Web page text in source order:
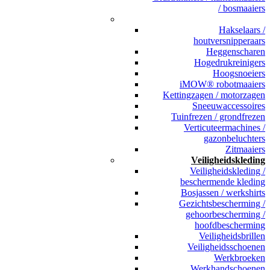
/ bosmaaiers
Hakselaars /
houtversnipperaars
Heggenscharen
Hogedrukreinigers
Hoogsnoeiers
iMOW® robotmaaiers
Kettingzagen / motorzagen
Sneeuwaccessoires
Tuinfrezen / grondfrezen
Verticuteermachines /
gazonbeluchters
Zitmaaiers
Veiligheidskleding
Veiligheidskleding /
beschermende kleding
Bosjassen / werkshirts
Gezichtsbescherming /
gehoorbescherming /
hoofdbescherming
Veiligheidsbrillen
Veiligheidsschoenen
Werkbroeken